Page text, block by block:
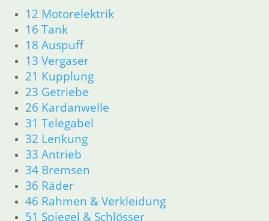
12 Motorelektrik
16 Tank
18 Auspuff
13 Vergaser
21 Kupplung
23 Getriebe
26 Kardanwelle
31 Telegabel
32 Lenkung
33 Antrieb
34 Bremsen
36 Räder
46 Rahmen & Verkleidung
51 Spiegel & Schlösser
26 Kardanwelle
31 Telegabel
32 Lenkung
33 Antrieb
34 Bremsen
36 Räder
46 Rahmen & Verkleidung
51 Spiegel & Schlösser
52 Sitzbank
61 Fahrzeugelektrik
62 Instrumente
R45 & R65LS
11 Motor
Dichtungen
Zylinderkopf
Kolben/Kolbenringe